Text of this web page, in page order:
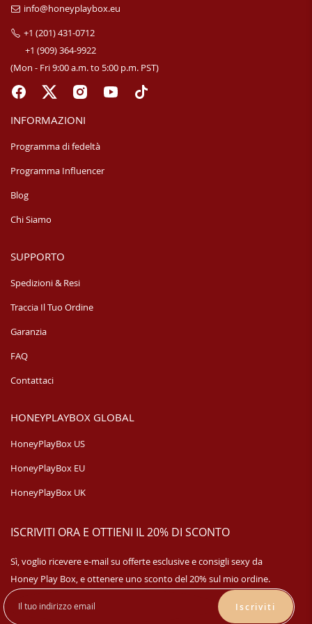
info@honeyplaybox.eu
+1 (201) 431-0712
+1 (909) 364-9922
(Mon - Fri 9:00 a.m. to 5:00 p.m. PST)
INFORMAZIONI
Programma di fedeltà
Programma Influencer
Blog
Chi Siamo
SUPPORTO
Spedizioni & Resi
Traccia Il Tuo Ordine
Garanzia
FAQ
Contattaci
HONEYPLAYBOX GLOBAL
HoneyPlayBox US
HoneyPlayBox EU
HoneyPlayBox UK
ISCRIVITI ORA E OTTIENI IL 20% DI SCONTO
Sì, voglio ricevere e-mail su offerte esclusive e consigli sexy da
Honey Play Box, e ottenere uno sconto del 20% sul mio ordine.
Iscriviti